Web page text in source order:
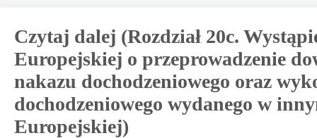
Czytaj dalej (Rozdział 20c.
Europejskiej o przeprowadzenie
nakazu dochodzeniowego oraz
dochodzeniowego wydanego w
Europejskiej)